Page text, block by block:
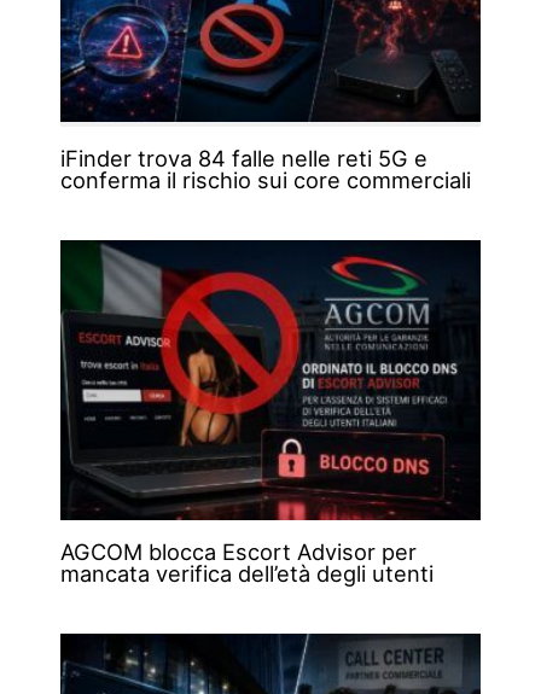
iFinder trova 84 falle nelle reti 5G e
conferma il rischio sui core commerciali
AGCOM blocca Escort Advisor per
mancata verifica dell’età degli utenti